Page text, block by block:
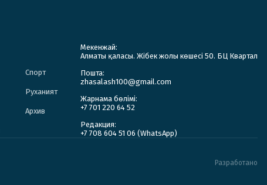
Спорт
Руханият
Архив
Мекенжай:
Алматы қаласы. Жібек жолы көшесі 50. БЦ Квартал
Пошта:
zhasalash100@gmail.com
Жарнама бөлімі:
+7 701 220 64 52
Редакция:
+7 708 604 51 06 (WhatsApp)
Разработано